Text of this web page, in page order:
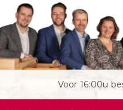
Voor 16:00u